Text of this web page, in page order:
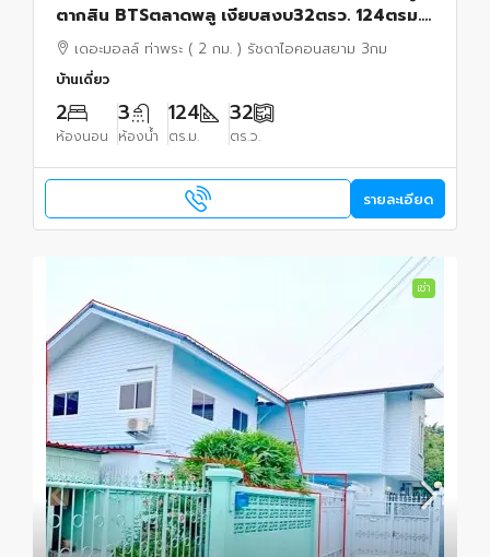
ตากสิน BTSตลาดพลู เงียบสงบ32ตรว. 124ตรม.
2นอน 3น้ำ 2จอดรถ 4แอร์ เดอะมอลล์ ท่าพระ
เดอะมอลล์ ท่าพระ ( 2 กม. ) รัชดาไอคอนสยาม 3กม
บ้านเดี่ยว
2
ห้องนอน
3
ห้องน้ำ
124
ตร.ม.
32
ตร.ว.
รายละเอียด
เช่า